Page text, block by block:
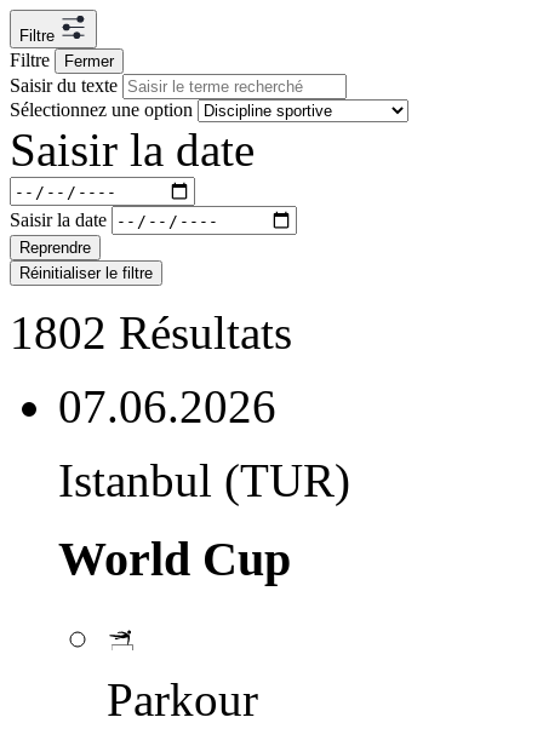
Filtre
Filtre Fermer
Saisir du texte
Sélectionnez une option
Saisir la date
Saisir la date
Reprendre
Réinitialiser le filtre
1802 Résultats
07.06.2026
Istanbul (TUR)
World Cup
Parkour